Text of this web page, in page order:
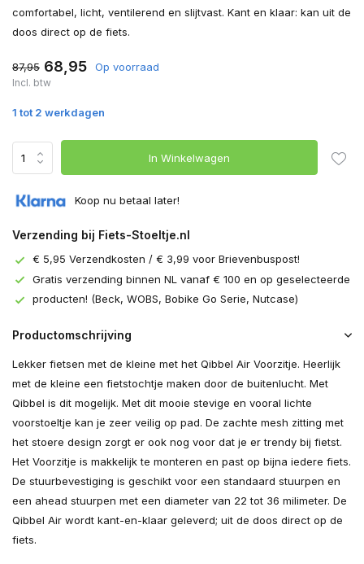
comfortabel, licht, ventilerend en slijtvast. Kant en klaar: kan uit de
doos direct op de fiets.
87,95 68,95 Op voorraad
Incl. btw
1 tot 2 werkdagen
In Winkelwagen
Koop nu betaal later!
Verzending bij Fiets-Stoeltje.nl
€ 5,95 Verzendkosten / € 3,99 voor Brievenbuspost!
Gratis verzending binnen NL vanaf € 100 en op geselecteerde
producten! (Beck, WOBS, Bobike Go Serie, Nutcase)
Productomschrijving
Lekker fietsen met de kleine met het Qibbel Air Voorzitje. Heerlijk
met de kleine een fietstochtje maken door de buitenlucht. Met
Qibbel is dit mogelijk. Met dit mooie stevige en vooral lichte
voorstoeltje kan je zeer veilig op pad. De zachte mesh zitting met
het stoere design zorgt er ook nog voor dat je er trendy bij fietst.
Het Voorzitje is makkelijk te monteren en past op bijna iedere fiets.
De stuurbevestiging is geschikt voor een standaard stuurpen en
een ahead stuurpen met een diameter van 22 tot 36 milimeter. De
Qibbel Air wordt kant-en-klaar geleverd; uit de doos direct op de
fiets.